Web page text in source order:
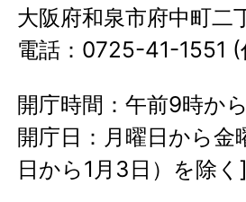
大阪府和泉市府中町二
電話：0725-41-
開庁時間：午前9時か
開庁日：月曜日から
日から1月3日）を除く]